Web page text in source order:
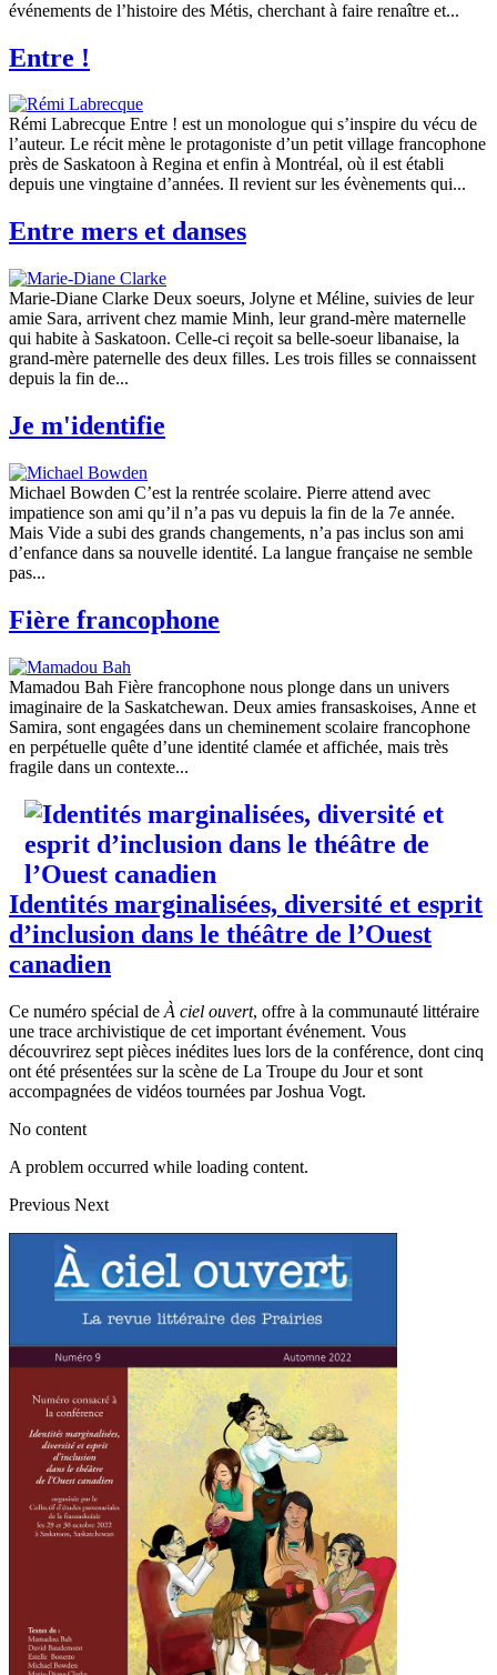
événements de l’histoire des Métis, cherchant à faire renaître et...
Entre !
Rémi Labrecque Entre ! est un monologue qui s’inspire du vécu de
l’auteur. Le récit mène le protagoniste d’un petit village francophone
près de Saskatoon à Regina et enfin à Montréal, où il est établi
depuis une vingtaine d’années. Il revient sur les évènements qui...
Entre mers et danses
Marie-Diane Clarke Deux soeurs, Jolyne et Méline, suivies de leur
amie Sara, arrivent chez mamie Minh, leur grand-mère maternelle
qui habite à Saskatoon. Celle-ci reçoit sa belle-soeur libanaise, la
grand-mère paternelle des deux filles. Les trois filles se connaissent
depuis la fin de...
Je m'identifie
Michael Bowden C’est la rentrée scolaire. Pierre attend avec
impatience son ami qu’il n’a pas vu depuis la fin de la 7e année.
Mais Vide a subi des grands changements, n’a pas inclus son ami
d’enfance dans sa nouvelle identité. La langue française ne semble
pas...
Fière francophone
Mamadou Bah Fière francophone nous plonge dans un univers
imaginaire de la Saskatchewan. Deux amies fransaskoises, Anne et
Samira, sont engagées dans un cheminement scolaire francophone
en perpétuelle quête d’une identité clamée et affichée, mais très
fragile dans un contexte...
Identités marginalisées, diversité et esprit
d’inclusion dans le théâtre de l’Ouest
canadien
Ce numéro spécial de À ciel ouvert, offre à la communauté littéraire
une trace archivistique de cet important événement. Vous
découvrirez sept pièces inédites lues lors de la conférence, dont cinq
ont été présentées sur la scène de La Troupe du Jour et sont
accompagnées de vidéos tournées par Joshua Vogt.
No content
A problem occurred while loading content.
Previous Next